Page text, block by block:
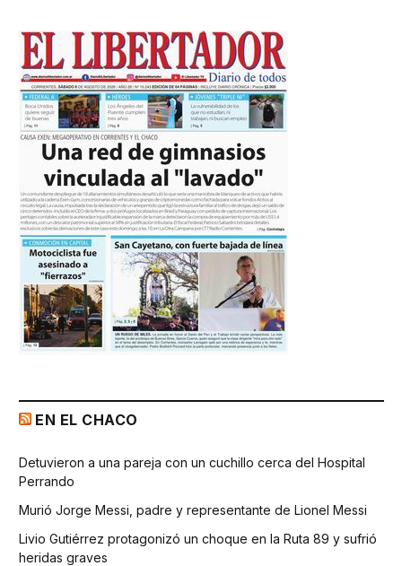
EN EL CHACO
Detuvieron a una pareja con un cuchillo cerca del Hospital
Perrando
Murió Jorge Messi, padre y representante de Lionel Messi
Livio Gutiérrez protagonizó un choque en la Ruta 89 y sufrió
heridas graves